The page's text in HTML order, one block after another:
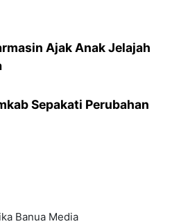
Ajak Anak Jelajah
Sepakati Perubahan
Banua Media